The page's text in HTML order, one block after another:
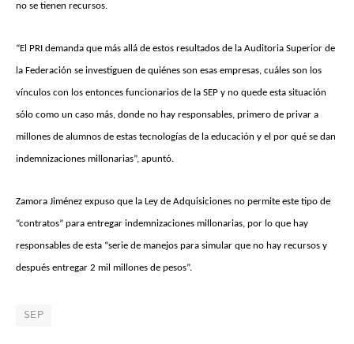
no se tienen recursos.
“El PRI demanda que más allá de estos resultados de la Auditoria Superior de
la Federación se investiguen de quiénes son esas empresas, cuáles son los
vínculos con los entonces funcionarios de la SEP y no quede esta situación
sólo como un caso más, donde no hay responsables, primero de privar a
millones de alumnos de estas tecnologías de la educación y el por qué se dan
indemnizaciones millonarias”, apuntó.
Zamora Jiménez expuso que la Ley de Adquisiciones no permite este tipo de
“contratos” para entregar indemnizaciones millonarias, por lo que hay
responsables de esta “serie de manejos para simular que no hay recursos y
después entregar 2 mil millones de pesos”.
SEP